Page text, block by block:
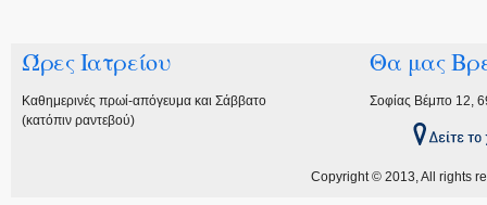
Ώρες Ιατρείου
Καθημερινές πρωί-απόγευμα και Σάββατο
(κατόπιν ραντεβού)
Θα μας
Σοφίας Βέμπο 12,
Copyright © 2013, All rights